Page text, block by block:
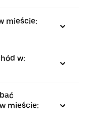
mieście:
w:
mieście: